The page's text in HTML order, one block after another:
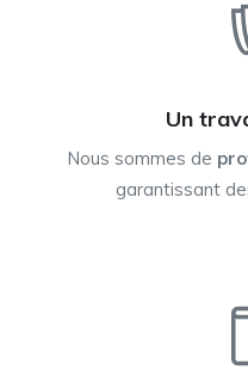
Un
Nous sommes de
garantissant